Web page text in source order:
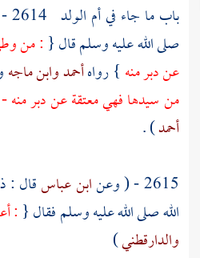
باب ما جاء في أم الولد
صلى الله عليه وسلم قال { : من
عن دبر منه } رواهأحمدوابن ماجه
من سيدها فهي معتقة عن دبر
أحمد) .
2615 - ( وعن
ابن عباسقال :
الله صلى الله عليه وسلم فقال { :
والدارقطني)